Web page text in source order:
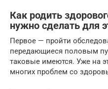
Как родить
нужно сделать для
Первое — пройти
передающиеся половым
таковые имеются. Уже на
многих проблем со